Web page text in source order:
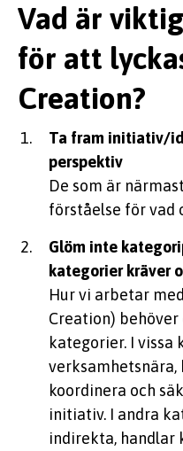
Vad är
för att
Creation?
Ta fram initiativ/
perspektiv
De som är
förståelse för vad
Glöm inte
kategorier kräver
Hur vi arbetar med
Creation)
kategorier. I vissa
koordinera och
initiativ. I andra
indirekta,